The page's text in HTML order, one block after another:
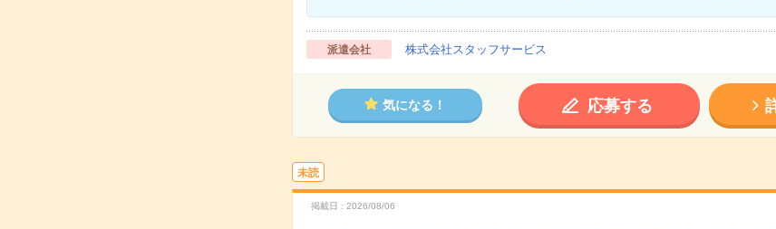
派遣会社 株式会社スタッフサービス
気になる！ 応募する
未読
掲載日 2026/08/06